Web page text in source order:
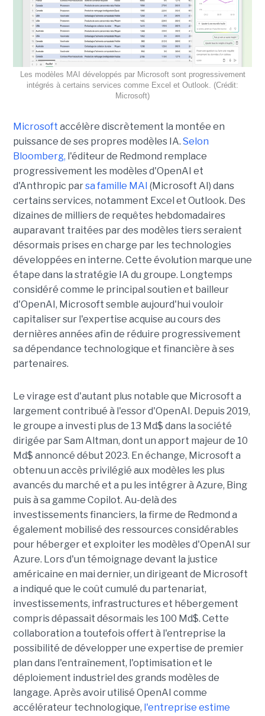
Les modèles MAI développés par Microsoft sont progressivement
intégrés à certains services comme Excel et Outlook. (Crédit:
Microsoft)
Microsoft accélère discrètement la montée en
puissance de ses propres modèles IA. Selon
Bloomberg, l'éditeur de Redmond remplace
progressivement les modèles d'OpenAI et
d'Anthropic parsa famille MAI (Microsoft AI) dans
certains services, notamment Excel et Outlook. Des
dizaines de milliers de requêtes hebdomadaires
auparavant traitées par des modèles tiers seraient
désormais prises en charge par les technologies
développées en interne. Cette évolution marque une
étape dans la stratégie IA du groupe. Longtemps
considéré comme le principal soutien et bailleur
d'OpenAI, Microsoft semble aujourd'hui vouloir
capitaliser sur l'expertise acquise au cours des
dernières années afin de réduire progressivement
sa dépendance technologique et financière à ses
partenaires.
Le virage est d'autant plus notable que Microsoft a
largement contribué à l'essor d'OpenAI. Depuis 2019,
le groupe a investi plus de 13 Md$ dans la société
dirigée par Sam Altman, dont un apport majeur de 10
Md$ annoncé début 2023. En échange, Microsoft a
obtenu un accès privilégié aux modèles les plus
avancés du marché et a pu les intégrer à Azure, Bing
puis à sa gamme Copilot. Au-delà des
investissements financiers, la firme de Redmond a
également mobilisé des ressources considérables
pour héberger et exploiter les modèles d'OpenAI sur
Azure. Lors d'un témoignage devant la justice
américaine en mai dernier, un dirigeant de Microsoft
a indiqué que le coût cumulé du partenariat,
investissements, infrastructures et hébergement
compris dépassait désormais les 100 Md$. Cette
collaboration a toutefois offert à l'entreprise la
possibilité de développer une expertise de premier
plan dans l'entraînement, l'optimisation et le
déploiement industriel des grands modèles de
langage. Après avoir utilisé OpenAI comme
accélérateur technologique, l'entreprise estime